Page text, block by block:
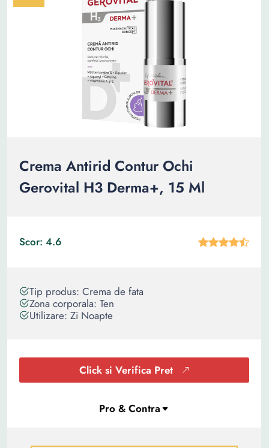
Crema Antirid Contur Ochi
Gerovital H3 Derma+, 15 Ml
Scor: 4.6
Tip produs: Crema de fata
Zona corporala: Ten
Utilizare: Zi Noapte
Click si Verifica Pret